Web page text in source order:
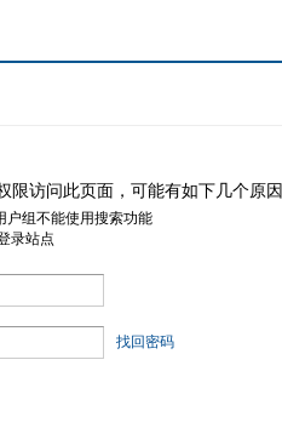
限访问此页面，可能有如下几个原因
户组不能使用搜索功能
录站点
找回密码